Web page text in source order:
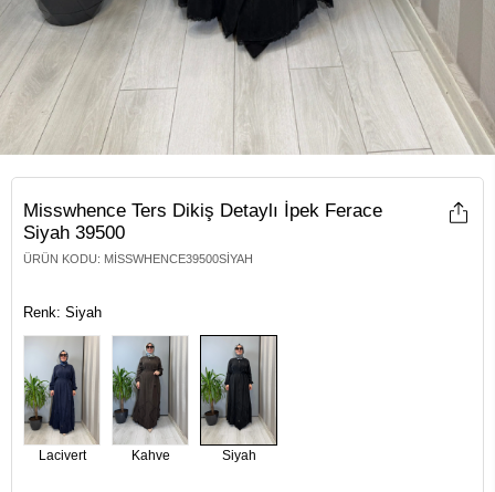
Misswhence Ters Dikiş Detaylı İpek Ferace
Siyah 39500
ÜRÜN KODU: MISSWHENCE39500SIYAH
Renk: Siyah
Lacivert Kahve Siyah